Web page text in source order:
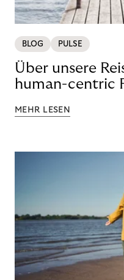
BLOG PULSE
Über unsere
human-centric
MEHR LESEN